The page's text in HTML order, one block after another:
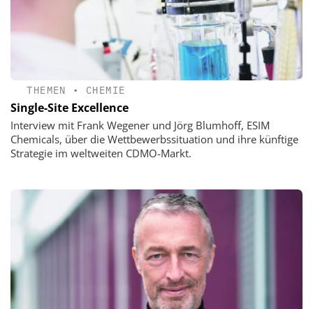
THEMEN • CHEMIE
Single-Site Excellence
Interview mit Frank Wegener und Jörg Blumhoff, ESIM
Chemicals, über die Wettbewerbssituation und ihre künftige
Strategie im weltweiten CDMO-Markt.